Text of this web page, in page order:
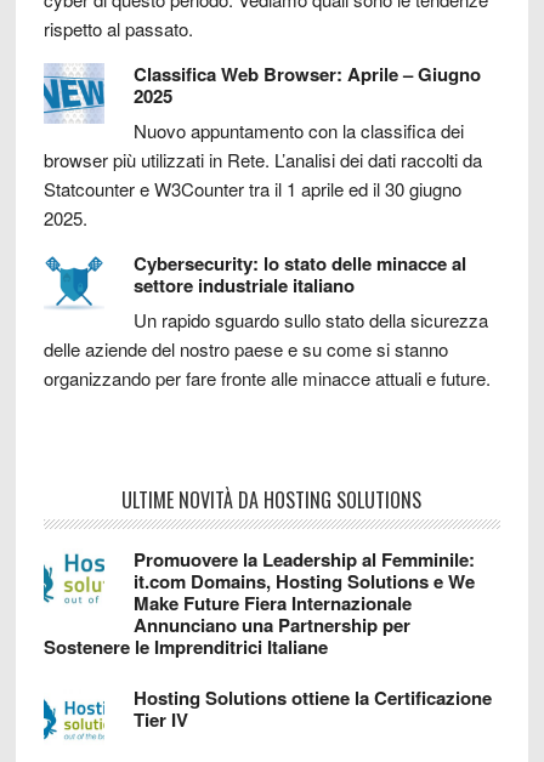
rispetto al passato.
Classifica Web Browser: Aprile – Giugno
2025
Nuovo appuntamento con la classifica dei
browser più utilizzati in Rete. L’analisi dei dati raccolti da
Statcounter e W3Counter tra il 1 aprile ed il 30 giugno
2025.
Cybersecurity: lo stato delle minacce al
settore industriale italiano
Un rapido sguardo sullo stato della sicurezza
delle aziende del nostro paese e su come si stanno
organizzando per fare fronte alle minacce attuali e future.
ULTIME NOVITÀ DA HOSTING SOLUTIONS
Promuovere la Leadership al Femminile:
it.com Domains, Hosting Solutions e We
Make Future Fiera Internazionale
Annunciano una Partnership per
Sostenere le Imprenditrici Italiane
Hosting Solutions ottiene la Certificazione
Tier IV